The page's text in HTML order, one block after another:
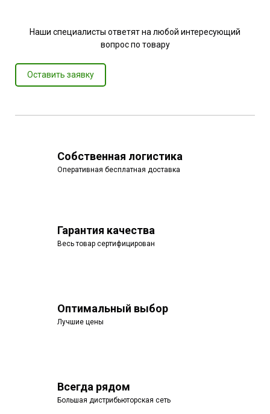
Наши специалисты ответят на любой интересующий
вопрос по товару
Оставить заявку
Собственная логистика
Оперативная бесплатная доставка
Гарантия качества
Весь товар сертифицирован
Оптимальный выбор
Лучшие цены
Всегда рядом
Большая дистрибьюторская сеть